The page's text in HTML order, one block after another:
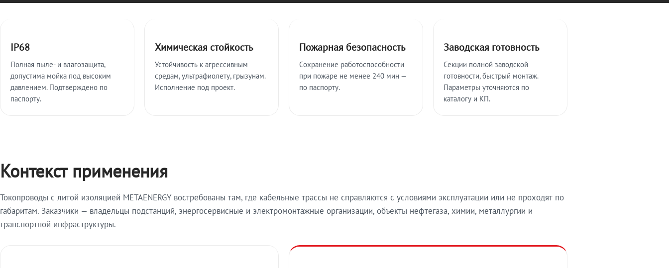
IP68
Полная пыле- и влагозащита,
допустима мойка под высоким
давлением. Подтверждено по
паспорту.
Химическая стойкость
Устойчивость к агрессивным
средам, ультрафиолету, грызунам.
Исполнение под проект.
Пожарная безопасность
Сохранение работоспособности
при пожаре не менее 240 мин —
по паспорту.
Заводская готовность
Секции полной заводской
готовности, быстрый монтаж.
Параметры уточняются по
каталогу и КП.
Контекст применения
Токопроводы с литой изоляцией METAENERGY востребованы там, где кабельные трассы не справляются с условиями эксплуатации или не проходят по
габаритам. Заказчики — владельцы подстанций, энергосервисные и электромонтажные организации, объекты нефтегаза, химии, металлургии и
транспортной инфраструктуры.